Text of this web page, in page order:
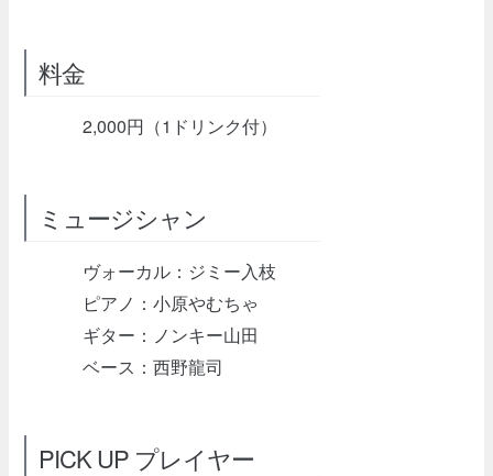
料金
2,000円（1ドリンク付）
ミュージシャン
ヴォーカル：ジミー入枝
ピアノ：小原やむちゃ
ギター：ノンキー山田
ベース：西野龍司
PICK UP プレイヤー